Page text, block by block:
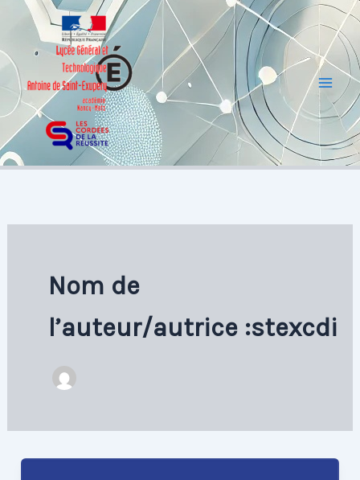
Aller
contenu
Nom de
l’auteur/autrice :stexcdi